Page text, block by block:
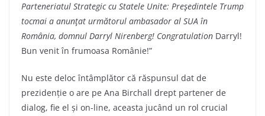
Parteneriatul Strategic cu Statele Unite: Preşedintele Trump
tocmai a anunţat următorul ambasador al SUA în
România, domnul Darryl Nirenberg! Congratulation Darryl!
Bun venit în frumoasa Românie!”
Nu este deloc întâmplător că răspunsul dat de
prezidenție o are pe Ana Birchall drept partener de
dialog, fie el și on-line, aceasta jucând un rol crucial